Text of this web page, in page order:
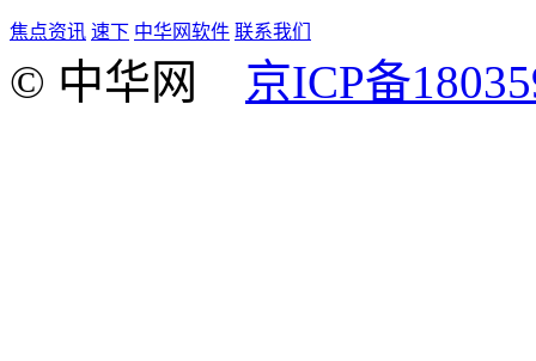
焦点资讯 速下 中华网软件 联系我们
© 中华网 京ICP备